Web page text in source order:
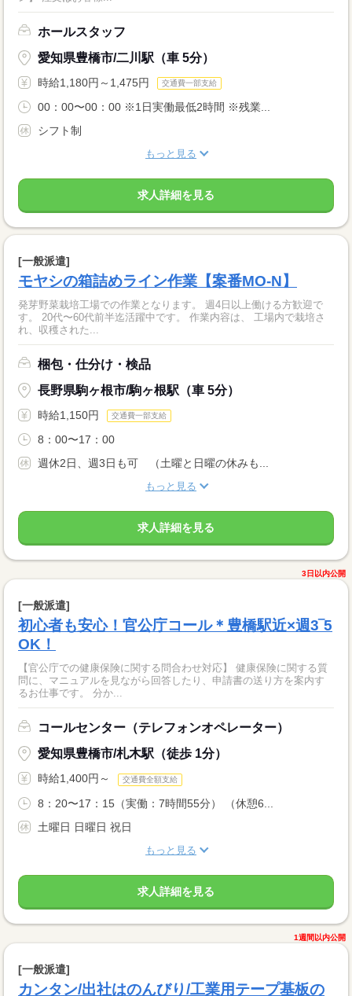
ホールスタッフ
愛知県豊橋市/二川駅（車 5分）
時給1,180円～1,475円 交通費一部支給
00：00〜00：00 ※1日実働最低2時間 ※残業...
シフト制
もっと見る
求人詳細を見る
[一般派遣]
モヤシの箱詰めライン作業【案番MO-N】
発芽野菜栽培工場での作業となります。 週4日以上働ける方歓迎で
す。 20代〜60代前半迄活躍中です。 作業内容は、 工場内で栽培さ
れ、収穫された...
梱包・仕分け・検品
長野県駒ヶ根市/駒ヶ根駅（車 5分）
時給1,150円 交通費一部支給
8：00〜17：00
週休2日、週3日も可 （土曜と日曜の休みも...
もっと見る
求人詳細を見る
3日以内公開
[一般派遣]
初心者も安心！官公庁コール＊豊橋駅近×週3‾5
OK！
【官公庁での健康保険に関する問合わせ対応】 健康保険に関する質
問に、マニュアルを見ながら回答したり、申請書の送り方を案内す
るお仕事です。 分か...
コールセンター（テレフォンオペレーター）
愛知県豊橋市/札木駅（徒歩 1分）
時給1,400円～ 交通費全額支給
8：20〜17：15（実働：7時間55分） （休憩6...
土曜日 日曜日 祝日
もっと見る
求人詳細を見る
1週間以内公開
[一般派遣]
カンタン/出社はのんびり/工業用テープ基板の